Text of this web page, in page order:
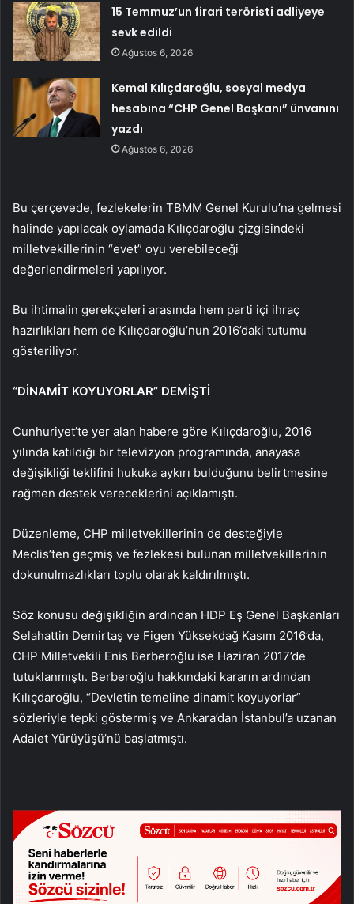
15 Temmuz’un firari teröristi adliyeye
sevk edildi
Ağustos 6, 2026
Kemal Kılıçdaroğlu, sosyal medya
hesabına “CHP Genel Başkanı” ünvanını
yazdı
Ağustos 6, 2026
Bu çerçevede, fezlekelerin TBMM Genel Kurulu’na gelmesi
halinde yapılacak oylamada Kılıçdaroğlu çizgisindeki
milletvekillerinin “evet” oyu verebileceği
değerlendirmeleri yapılıyor.
Bu ihtimalin gerekçeleri arasında hem parti içi ihraç
hazırlıkları hem de Kılıçdaroğlu’nun 2016’daki tutumu
gösteriliyor.
“DİNAMİT KOYUYORLAR” DEMİŞTİ
Cunhuriyet’te yer alan habere göre Kılıçdaroğlu, 2016
yılında katıldığı bir televizyon programında, anayasa
değişikliği teklifini hukuka aykırı bulduğunu belirtmesine
rağmen destek vereceklerini açıklamıştı.
Düzenleme, CHP milletvekillerinin de desteğiyle
Meclis’ten geçmiş ve fezlekesi bulunan milletvekillerinin
dokunulmazlıkları toplu olarak kaldırılmıştı.
Söz konusu değişikliğin ardından HDP Eş Genel Başkanları
Selahattin Demirtaş ve Figen Yüksekdağ Kasım 2016’da,
CHP Milletvekili Enis Berberoğlu ise Haziran 2017’de
tutuklanmıştı. Berberoğlu hakkındaki kararın ardından
Kılıçdaroğlu, “Devletin temeline dinamit koyuyorlar”
sözleriyle tepki göstermiş ve Ankara’dan İstanbul’a uzanan
Adalet Yürüyüşü’nü başlatmıştı.